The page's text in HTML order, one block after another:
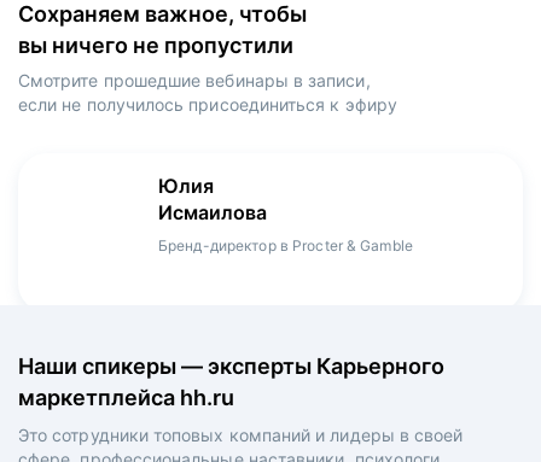
Сохраняем важное, чтобы
вы ничего не пропустили
Смотрите прошедшие вебинары в записи,
если не получилось присоединиться к эфиру
Юлия
Исмаилова
Бренд-директор в Procter & Gamble
Игорь
Зуриев
Руководитель ИТ-проектов, международный
Мария
Оборина
Менеджер продукта в hh.ru
Денис
Мерзлов
Креативный директор в XReady Lab, ex-КРОК
Даниил
Харламов
Head Product Manager в Ozon / ex-Huawei,
Наши спикеры — эксперты Карьерного
маркетплейса hh.ru
Это сотрудники топовых компаний и лидеры в своей